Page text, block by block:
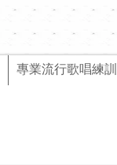
專業流行歌唱練訓